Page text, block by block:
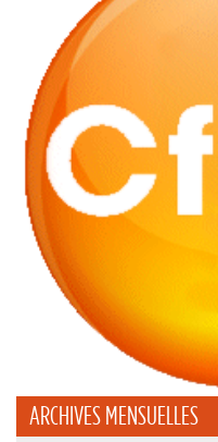
ARCHIVES MENSUELLES